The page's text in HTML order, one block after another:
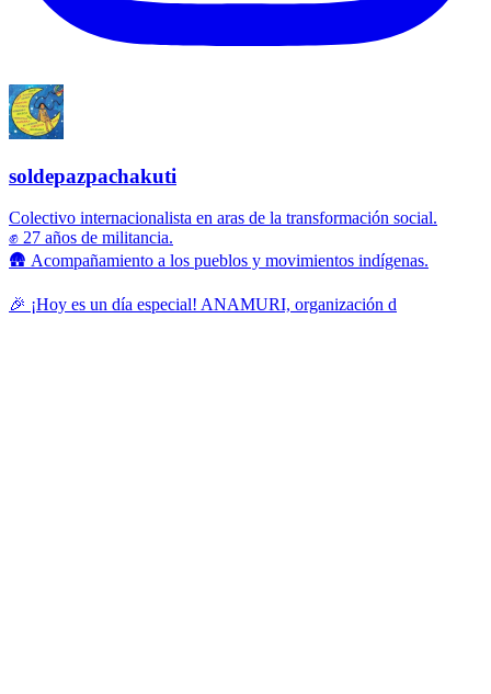
soldepazpachakuti
Colectivo internacionalista en aras de la transformación social.
✊ 27 años de militancia.
🛖 Acompañamiento a los pueblos y movimientos indígenas.
🎉 ¡Hoy es un día especial! ANAMURI, organización d